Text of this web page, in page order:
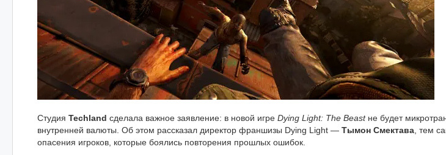
Студия Techland сделала важное заявление: в новой игре Dying Light: The Beastне будет
внутренней валюты. Об этом рассказал директор франшизы Dying Light — Тымон Смектава , тем
опасения игроков, которые боялись повторения прошлых ошибок.